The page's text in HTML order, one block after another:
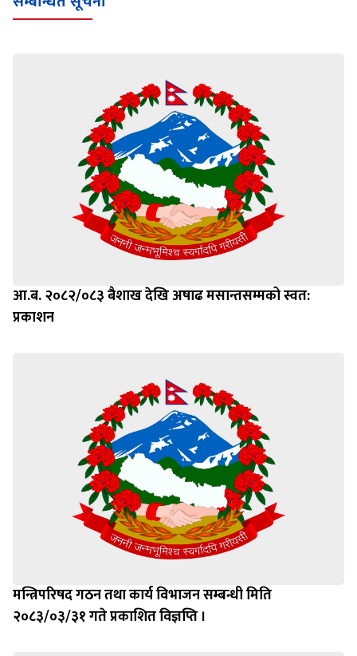
आ.ब. २०८२/०८३ बैशाख देखि अषाढ मसान्तसम्मको स्वत:
प्रकाशन
मन्त्रिपरिषद गठन तथा कार्य विभाजन सम्बन्धी मिति
२०८३/०३/३१ गते प्रकाशित विज्ञप्ति ।